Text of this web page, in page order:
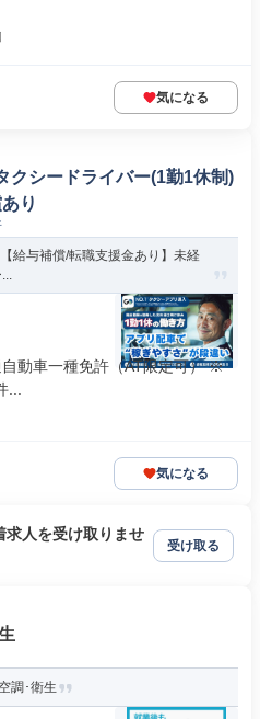
気になる
クシードライバー(1勤1休制)
り
給与補償/転職支援金あり】未経
動車一種免許（AT限定可） ※
気になる
求人を受け取りませ
受け取る
調･衛生